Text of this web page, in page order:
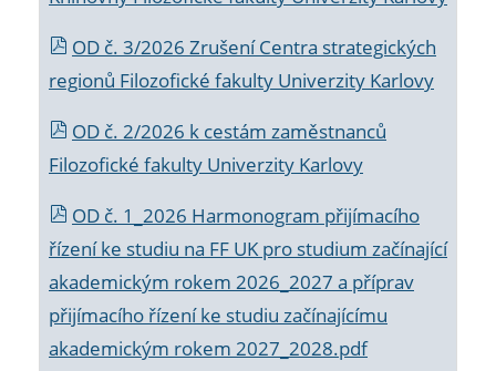
OD č. 3/2026 Zrušení Centra strategických
regionů Filozofické fakulty Univerzity Karlovy
OD č. 2/2026 k cestám zaměstnanců
Filozofické fakulty Univerzity Karlovy
OD č. 1_2026 Harmonogram přijímacího
řízení ke studiu na FF UK pro studium začínající
akademickým rokem 2026_2027 a příprav
přijímacího řízení ke studiu začínajícímu
akademickým rokem 2027_2028.pdf